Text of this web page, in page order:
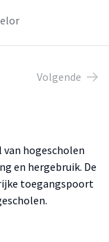
Volgende
hogescholen
en hergebruik. De
toegangspoort